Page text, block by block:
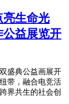
亮生命光
益展览开
盛典公益画展开
带，融合电竞活
界共生的社会创